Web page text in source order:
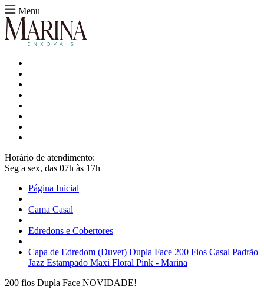
Menu
Horário de atendimento:
Seg a sex, das 07h às 17h
Página Inicial
Cama Casal
Edredons e Cobertores
Capa de Edredom (Duvet) Dupla Face 200 Fios Casal Padrão
Jazz Estampado Maxi Floral Pink - Marina
200 fios Dupla Face NOVIDADE!